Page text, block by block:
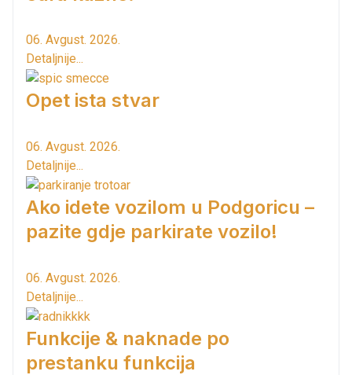
06. Avgust. 2026.
Detaljnije...
Opet ista stvar
06. Avgust. 2026.
Detaljnije...
Ako idete vozilom u Podgoricu –
pazite gdje parkirate vozilo!
06. Avgust. 2026.
Detaljnije...
Funkcije & naknade po
prestanku funkcija